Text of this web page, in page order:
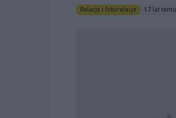
Relacje i fotorelacje 17 lat temu